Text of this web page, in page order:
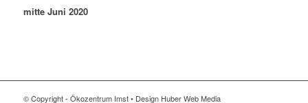
mitte Juni 2020
© Copyright - Ökozentrum Imst • Design Huber Web Media